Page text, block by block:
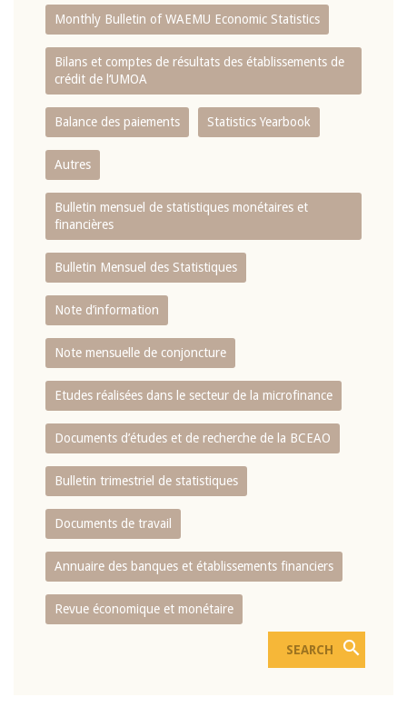
Monthly Bulletin of WAEMU Economic Statistics
Bilans et comptes de résultats des établissements de
crédit de l‘UMOA
Balance des paiements Statistics Yearbook
Autres
Bulletin mensuel de statistiques monétaires et
financières
Bulletin Mensuel des Statistiques
Note d’information
Note mensuelle de conjoncture
Etudes réalisées dans le secteur de la microfinance
Documents d’études et de recherche de la BCEAO
Bulletin trimestriel de statistiques
Documents de travail
Annuaire des banques et établissements financiers
Revue économique et monétaire